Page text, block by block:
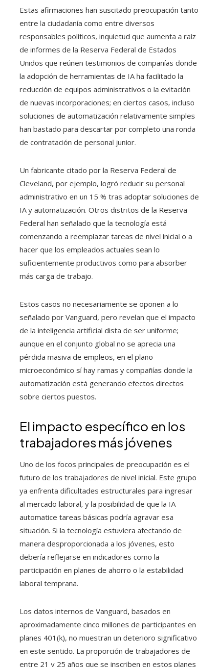
Estas afirmaciones han suscitado preocupación tanto
entre la ciudadanía como entre diversos
responsables políticos, inquietud que aumenta a raíz
de informes de la Reserva Federal de Estados
Unidos que reúnen testimonios de compañías donde
la adopción de herramientas de IA ha facilitado la
reducción de equipos administrativos o la evitación
de nuevas incorporaciones; en ciertos casos, incluso
soluciones de automatización relativamente simples
han bastado para descartar por completo una ronda
de contratación de personal junior.
Un fabricante citado por la Reserva Federal de
Cleveland, por ejemplo, logró reducir su personal
administrativo en un 15 % tras adoptar soluciones de
IA y automatización. Otros distritos de la Reserva
Federal han señalado que la tecnología está
comenzando a reemplazar tareas de nivel inicial o a
hacer que los empleados actuales sean lo
suficientemente productivos como para absorber
más carga de trabajo.
Estos casos no necesariamente se oponen a lo
señalado por Vanguard, pero revelan que el impacto
de la inteligencia artificial dista de ser uniforme;
aunque en el conjunto global no se aprecia una
pérdida masiva de empleos, en el plano
microeconómico sí hay ramas y compañías donde la
automatización está generando efectos directos
sobre ciertos puestos.
El impacto específico en los
trabajadores más jóvenes
Uno de los focos principales de preocupación es el
futuro de los trabajadores de nivel inicial. Este grupo
ya enfrenta dificultades estructurales para ingresar
al mercado laboral, y la posibilidad de que la IA
automatice tareas básicas podría agravar esa
situación. Si la tecnología estuviera afectando de
manera desproporcionada a los jóvenes, esto
debería reflejarse en indicadores como la
participación en planes de ahorro o la estabilidad
laboral temprana.
Los datos internos de Vanguard, basados en
aproximadamente cinco millones de participantes en
planes 401(k), no muestran un deterioro significativo
en este sentido. La proporción de trabajadores de
entre 21 y 25 años que se inscriben en estos planes